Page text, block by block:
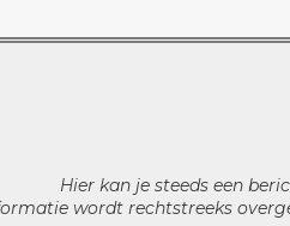
Hier kan je steeds een
wordt rechtstreeks